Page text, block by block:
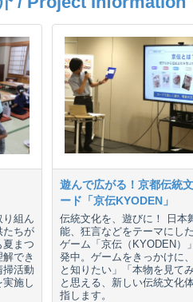
り組ん
たちが
夏まつ
でき
掃活動
実施し
遊んで広がる！京都伝統
ード「京伝KYODEN」
伝統文化を、遊びに！ 日本
能、狂言などをテーマにし
ゲーム「京伝（KYODEN）
発中。ゲームをきっかけに
と知りたい」「本物を見て
と思える、新しい伝統文化
指します。